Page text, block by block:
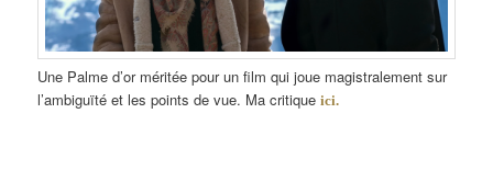
Une Palme d’or méritée pour un film qui joue magistralement sur
l’ambiguïté et les points de vue. Ma critiqueici.